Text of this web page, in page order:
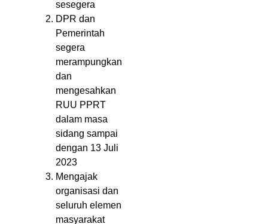
sesegera
DPR dan
Pemerintah
segera
merampungkan
dan
mengesahkan
RUU PPRT
dalam masa
sidang sampai
dengan 13 Juli
2023
Mengajak
organisasi dan
seluruh elemen
masyarakat